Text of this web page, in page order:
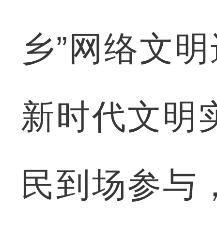
乡”网络文
新时代文明
民到场参与